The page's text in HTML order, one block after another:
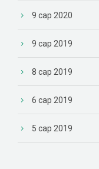
9 сар 2020
9 сар 2019
8 сар 2019
6 сар 2019
5 сар 2019